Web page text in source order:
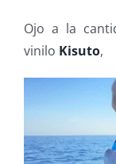
Ojo a la
vinilo Kisuto,